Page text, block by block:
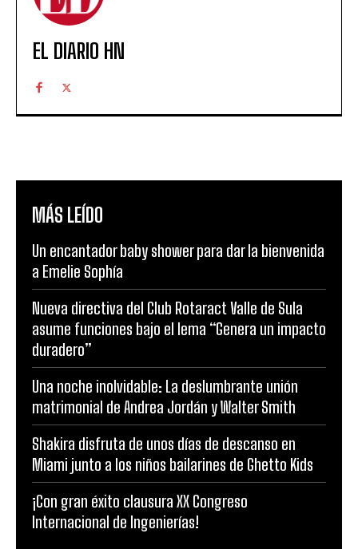
EL DIARIO HN
MÁS LEÍDO
Un encantador baby shower para dar la bienvenida
a Emelie Sophía
Nueva directiva del Club Rotaract Valle de Sula
asume funciones bajo el lema “Genera un impacto
duradero”
Una noche inolvidable: La deslumbrante unión
matrimonial de Andrea Jordán y Walter Smith
Shakira disfruta de unos días de descanso en
Miami junto a los niños bailarines de Ghetto Kids
¡Con gran éxito clausura XX Congreso
Internacional de Ingenierías!